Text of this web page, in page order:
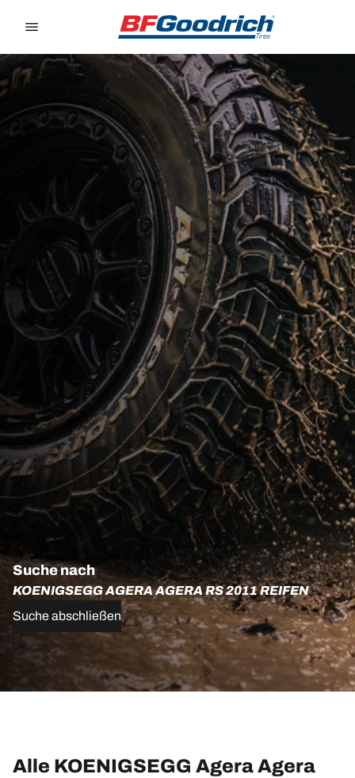
Suche nach
KOENIGSEGG AGERA AGERA RS 2011 REIFEN
Suche abschließen
Alle KOENIGSEGG Agera Agera